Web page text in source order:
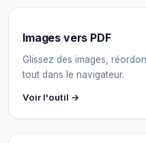
Images vers PDF
Glissez des images,
tout dans le navigateur.
Voir l'outil →